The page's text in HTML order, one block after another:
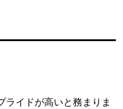
ライドが高いと務まりま